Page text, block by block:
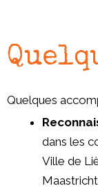
Quelques
dans les
Ville de